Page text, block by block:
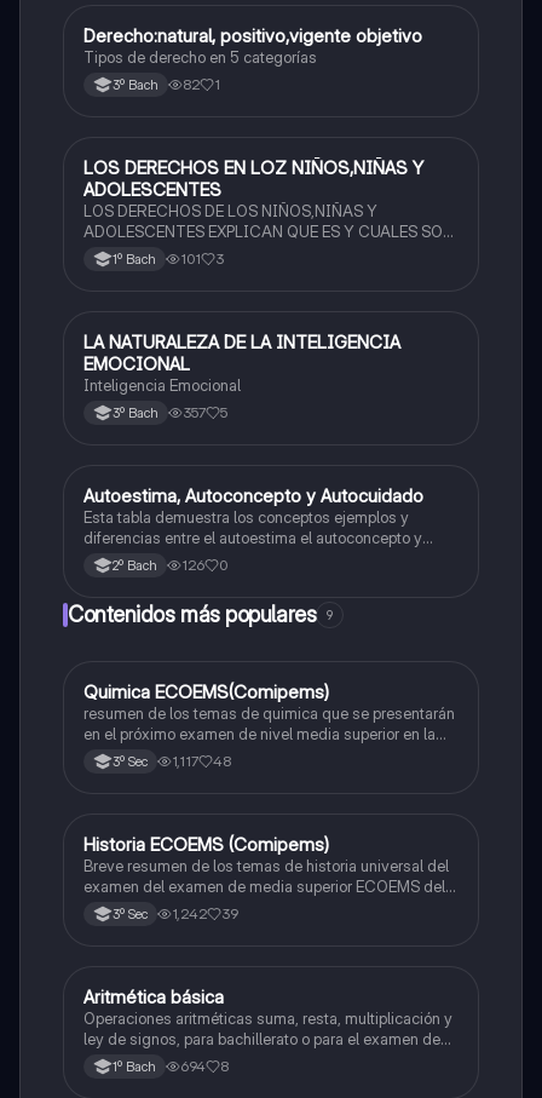
Ética y valores
Derecho:natural, positivo,vigente objetivo
Tipos de derecho en 5 categorías
3º Bach 82 1
Ética y valores
LOS DERECHOS EN LOZ NIÑOS,NIÑAS Y
ADOLESCENTES
LOS DERECHOS DE LOS NIÑOS,NIÑAS Y
ADOLESCENTES EXPLICAN QUE ES Y CUALES SON
SUS DERECHOS
1º Bach 101 3
Ética y valores
LA NATURALEZA DE LA INTELIGENCIA
EMOCIONAL
Inteligencia Emocional
3º Bach 357 5
Ética y valores
Autoestima, Autoconcepto y Autocuidado
Esta tabla demuestra los conceptos ejemplos y
diferencias entre el autoestima el autoconcepto y
autocuidado
2º Bach 126 0
Contenidos más populares 9
Química
Quimica ECOEMS(Comipems)
resumen de los temas de quimica que se presentarán
en el próximo examen de nivel media superior en la
zona metropolitana de el valle de México
3º Sec 1,117 48
Historia
Historia ECOEMS (Comipems)
Breve resumen de los temas de historia universal del
examen del examen de media superior ECOEMS del
valle de México
3º Sec 1,242 39
Matemáticas
Aritmética básica
Operaciones aritméticas suma, resta, multiplicación y
ley de signos, para bachillerato o para el examen de
admisión a la universidad
1º Bach 694 8